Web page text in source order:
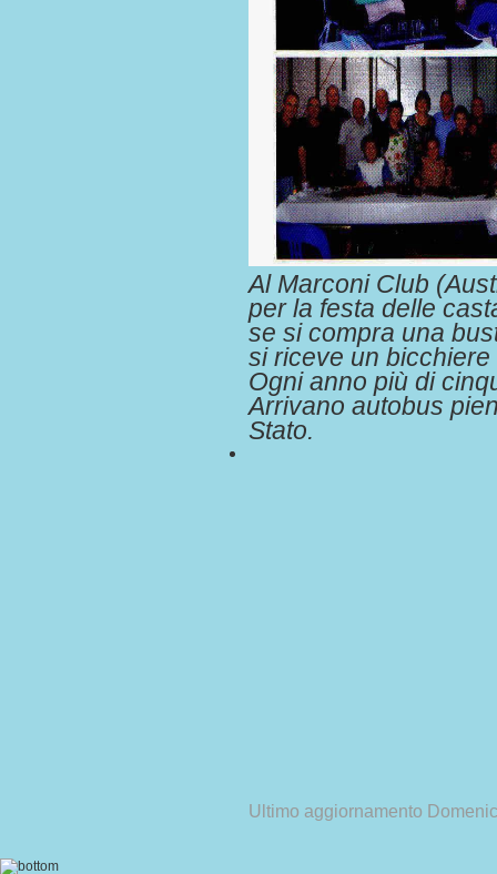
Al Marconi Club
per la festa delle
se si compra una
si riceve un
Ogni anno più di
Arrivano autobus
Stato.
Ultimo aggiornamento